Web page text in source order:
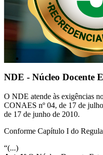
NDE - Núcleo Docente
O NDE atende às exigências
CONAES nº 04, de 17 de
de 17 de junho de 2010.
Conforme Capítulo I do
“(...)